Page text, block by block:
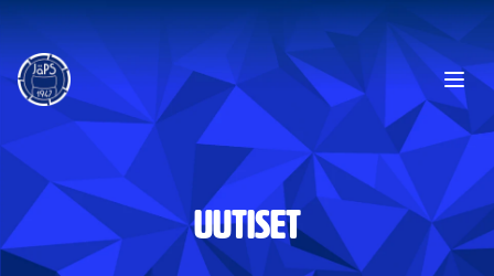
UUTISET